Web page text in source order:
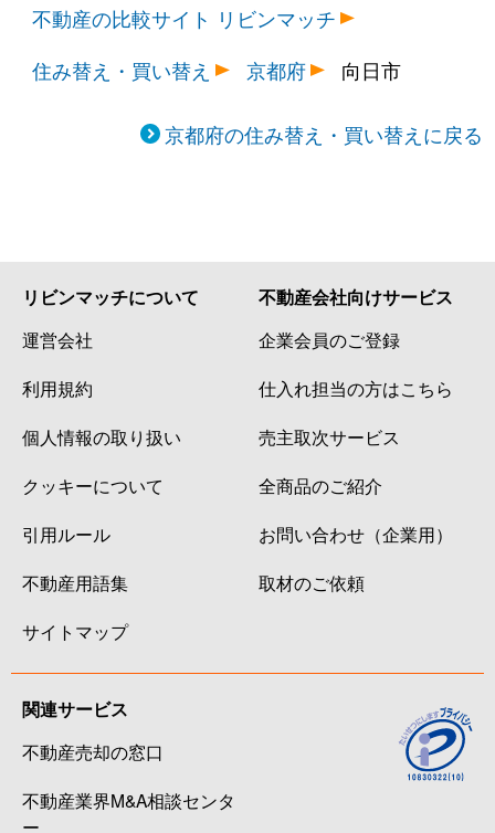
不動産の比較サイト リビンマッチ
住み替え・買い替え
京都府 向日市
京都府の住み替え・買い替えに戻る
リビンマッチについて
運営会社
利用規約
個人情報の取り扱い
クッキーについて
引用ルール
不動産用語集
サイトマップ
不動産会社向けサービス
企業会員のご登録
仕入れ担当の方はこちら
売主取次サービス
全商品のご紹介
お問い合わせ（企業用）
取材のご依頼
関連サービス
不動産売却の窓口
不動産業界M&A相談センタ
ー